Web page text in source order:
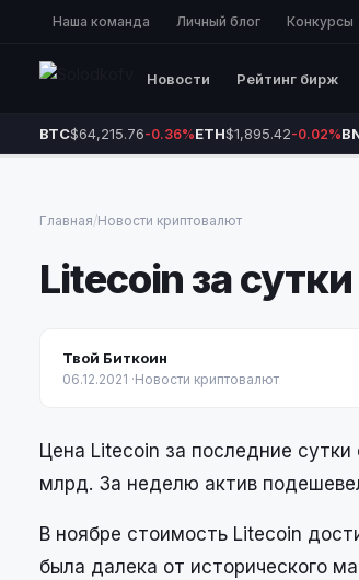
Наша команда Личный блог Конкурсы
Новости Рейтинг бирж
BTC$64,215.76-0.36%ETH$1,895.42-0.02%
Главная/Новости криптовалют
Litecoin за
Твой Биткоин
06.12.2021 ·Новости криптовалют
Цена Litecoin за последние
млрд. За неделю актив
В ноябре стоимость Litecoin
была далека от исторического